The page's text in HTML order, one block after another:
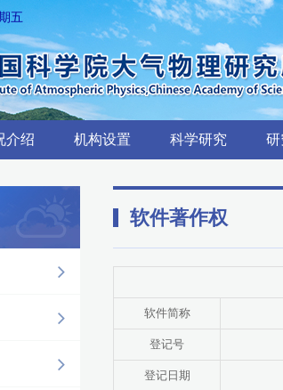
五
介绍 机构设置 科学研究 研
软件著作权
软件简称
登记号
登记日期